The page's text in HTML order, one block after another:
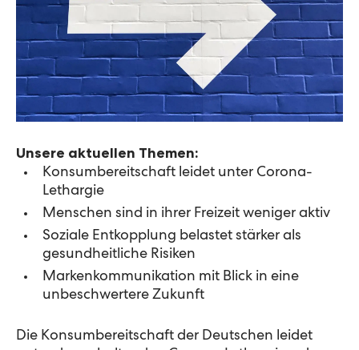
Unsere aktuellen Themen:
Konsumbereitschaft leidet unter Corona-
Lethargie
Menschen sind in ihrer Freizeit weniger aktiv
Soziale Entkopplung belastet stärker als
gesundheitliche Risiken
Markenkommunikation mit Blick in eine
unbeschwertere Zukunft
Die Konsumbereitschaft der Deutschen leidet